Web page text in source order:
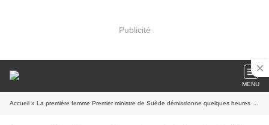
Publicité
MENU
Accueil » La première femme Premier ministre de Suède démissionne quelques heures plus tard (AP)